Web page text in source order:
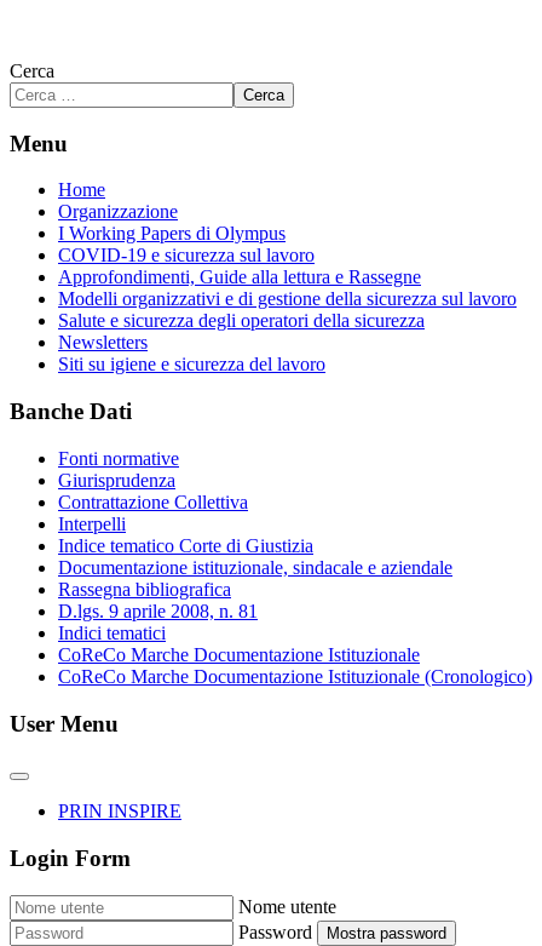
Cerca
Cerca
Menu
Home
Organizzazione
I Working Papers di Olympus
COVID-19 e sicurezza sul lavoro
Approfondimenti, Guide alla lettura e Rassegne
Modelli organizzativi e di gestione della sicurezza sul lavoro
Salute e sicurezza degli operatori della sicurezza
Newsletters
Siti su igiene e sicurezza del lavoro
Banche Dati
Fonti normative
Giurisprudenza
Contrattazione Collettiva
Interpelli
Indice tematico Corte di Giustizia
Documentazione istituzionale, sindacale e aziendale
Rassegna bibliografica
D.lgs. 9 aprile 2008, n. 81
Indici tematici
CoReCo Marche Documentazione Istituzionale
CoReCo Marche Documentazione Istituzionale (Cronologico)
User Menu
PRIN INSPIRE
Login Form
Nome utente
Password
Mostra password